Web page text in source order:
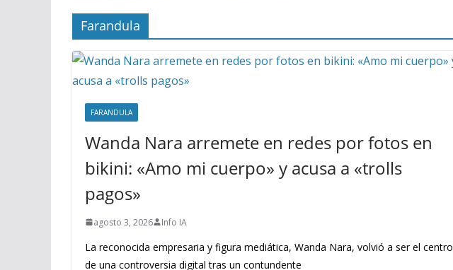
Farandula
FARANDULA
Wanda Nara arremete en redes por fotos en
bikini: «Amo mi cuerpo» y acusa a «trolls
pagos»
agosto 3, 2026 Info IA
La reconocida empresaria y figura mediática, Wanda Nara, volvió a ser el centro
de una controversia digital tras un contundente